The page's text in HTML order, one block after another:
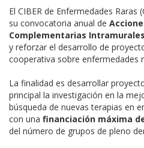
El CIBER de Enfermedades Raras
su convocatoria anual de
Complementarias Intramurales
y reforzar el desarrollo de
cooperativa sobre enfermedades
La finalidad es desarrollar
principal la investigación en la
búsqueda de nuevas terapias en
con una financiación máxima
del número de grupos de pleno